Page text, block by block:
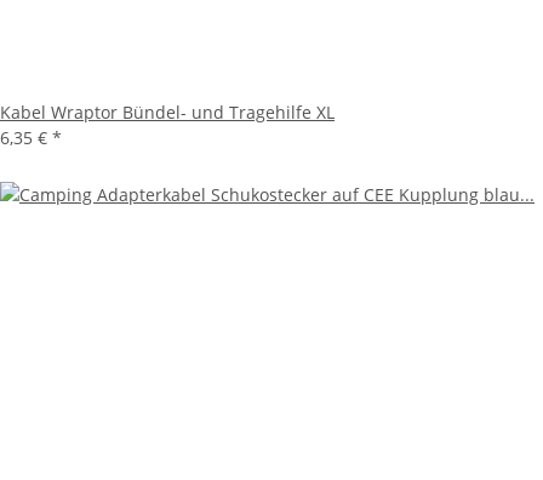
Kabel Wraptor Bündel- und Tragehilfe XL
6,35 € *